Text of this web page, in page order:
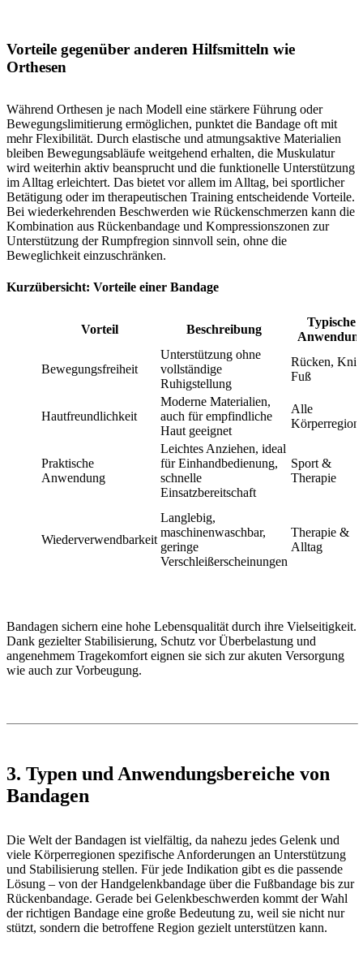
Vorteile gegenüber anderen Hilfsmitteln wie
Orthesen
Während Orthesen je nach Modell eine stärkere Führung oder
Bewegungslimitierung ermöglichen, punktet die Bandage oft mit
mehr Flexibilität. Durch elastische und atmungsaktive Materialien
bleiben Bewegungsabläufe weitgehend erhalten, die Muskulatur
wird weiterhin aktiv beansprucht und die funktionelle Unterstützung
im Alltag erleichtert. Das bietet vor allem im Alltag, bei sportlicher
Betätigung oder im therapeutischen Training entscheidende Vorteile.
Bei wiederkehrenden Beschwerden wie Rückenschmerzen kann die
Kombination aus Rückenbandage und Kompressionszonen zur
Unterstützung der Rumpfregion sinnvoll sein, ohne die
Beweglichkeit einzuschränken.
Kurzübersicht: Vorteile einer Bandage
Vorteil Beschreibung
Typische
Bewegungsfreiheit
Unterstützung ohne
vollständige
Ruhigstellung
Rücken,
Fuß
Hautfreundlichkeit
Moderne Materialien,
auch für empfindliche
Haut geeignet
Alle
Praktische
Anwendung
Leichtes Anziehen, ideal
für Einhandbedienung,
schnelle
Einsatzbereitschaft
Sport &
Therapie
Wiederverwendbarkeit
Langlebig,
maschinenwaschbar,
geringe
Verschleißerscheinungen
Therapie &
Alltag
Bandagen sichern eine hohe Lebensqualität durch ihre Vielseitigkeit.
Dank gezielter Stabilisierung, Schutz vor Überbelastung und
angenehmem Tragekomfort eignen sie sich zur akuten Versorgung
wie auch zur Vorbeugung.
3. Typen und Anwendungsbereiche von
Bandagen
Die Welt der Bandagen ist vielfältig, da nahezu jedes Gelenk und
viele Körperregionen spezifische Anforderungen an Unterstützung
und Stabilisierung stellen. Für jede Indikation gibt es die passende
Lösung – von der Handgelenkbandage über die Fußbandage bis zur
Rückenbandage. Gerade bei Gelenkbeschwerden kommt der Wahl
der richtigen Bandage eine große Bedeutung zu, weil sie nicht nur
stützt, sondern die betroffene Region gezielt unterstützen kann.